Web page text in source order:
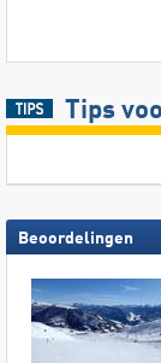
Tips
Beoordelingen